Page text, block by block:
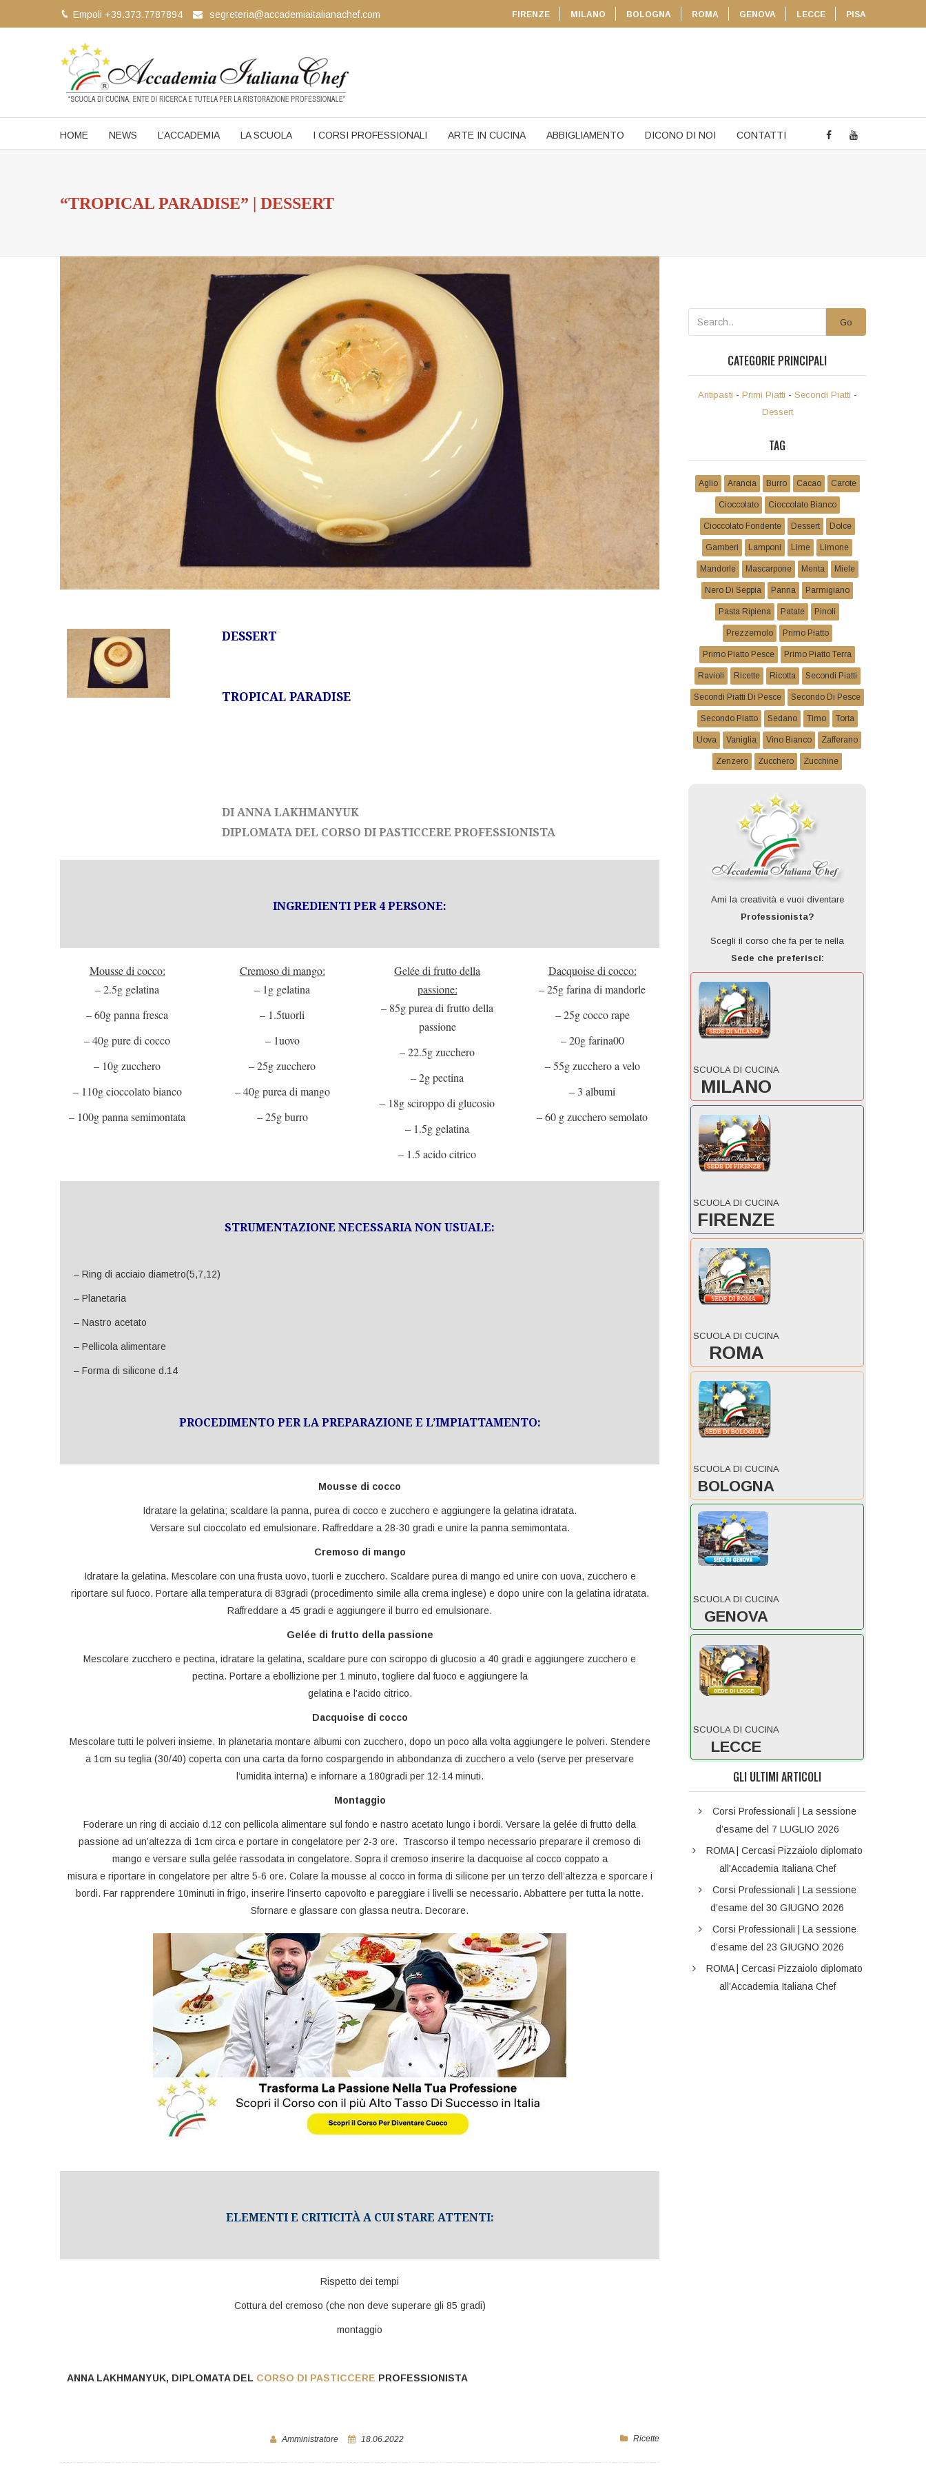
Empoli +39.373.7787894 segreteria@accademiaitalianachef.com FIRENZE MILANO BOLOGNA ROMA GENOVA LECCE PISA
HOME NEWS L’ACCADEMIA LA SCUOLA I CORSI PROFESSIONALI ARTE IN CUCINA ABBIGLIAMENTO DICONO DI NOI CONTATTI
“TROPICAL PARADISE” | DESSERT
DESSERT
TROPICAL PARADISE
DI ANNA LAKHMANYUK
DIPLOMATA DEL CORSO DI PASTICCERE PROFESSIONISTA
INGREDIENTI PER 4 PERSONE:
Mousse di cocco:
– 2.5g gelatina
– 60g panna fresca
– 40g pure di cocco
– 10g zucchero
– 110g cioccolato bianco
– 100g panna semimontata
Cremoso di mango:
– 1g gelatina
– 1.5tuorli
– 1uovo
– 25g zucchero
– 40g purea di mango
– 25g burro
Gelée di frutto della
passione:
– 85g purea di frutto della
passione
– 22.5g zucchero
– 2g pectina
– 18g sciroppo di glucosio
– 1.5g gelatina
– 1.5 acido citrico
Dacquoise di cocco:
– 25g farina di mandorle
– 25g cocco rape
– 20g farina00
– 55g zucchero a velo
– 3 albumi
– 60 g zucchero semolato
STRUMENTAZIONE NECESSARIA NON USUALE:
– Ring di acciaio diametro(5,7,12)
– Planetaria
– Nastro acetato
– Pellicola alimentare
– Forma di silicone d.14
PROCEDIMENTO PER LA PREPARAZIONE E L’IMPIATTAMENTO:
Mousse di cocco
Idratare la gelatina; scaldare la panna, purea di cocco e zucchero e aggiungere la gelatina idratata.
Versare sul cioccolato ed emulsionare. Raffreddare a 28-30 gradi e unire la panna semimontata.
Cremoso di mango
Idratare la gelatina. Mescolare con una frusta uovo, tuorli e zucchero. Scaldare purea di mango ed unire con uova, zucchero e
riportare sul fuoco. Portare alla temperatura di 83gradi (procedimento simile alla crema inglese) e dopo unire con la gelatina idratata.
Raffreddare a 45 gradi e aggiungere il burro ed emulsionare.
Gelée di frutto della passione
Mescolare zucchero e pectina, idratare la gelatina, scaldare pure con sciroppo di glucosio a 40 gradi e aggiungere zucchero e
pectina. Portare a ebollizione per 1 minuto, togliere dal fuoco e aggiungere la
gelatina e l’acido citrico.
Dacquoise di cocco
Mescolare tutti le polveri insieme. In planetaria montare albumi con zucchero, dopo un poco alla volta aggiungere le polveri. Stendere
a 1cm su teglia (30/40) coperta con una carta da forno cospargendo in abbondanza di zucchero a velo (serve per preservare
l’umidita interna) e infornare a 180gradi per 12-14 minuti.
Montaggio
Foderare un ring di acciaio d.12 con pellicola alimentare sul fondo e nastro acetato lungo i bordi. Versare la gelée di frutto della
passione ad un’altezza di 1cm circa e portare in congelatore per 2-3 ore. Trascorso il tempo necessario preparare il cremoso di
mango e versare sulla gelée rassodata in congelatore. Sopra il cremoso inserire la dacquoise al cocco coppato a
misura e riportare in congelatore per altre 5-6 ore. Colare la mousse al cocco in forma di silicone per un terzo dell’altezza e sporcare i
bordi. Far rapprendere 10minuti in frigo, inserire l’inserto capovolto e pareggiare i livelli se necessario. Abbattere per tutta la notte.
Sfornare e glassare con glassa neutra. Decorare.
ELEMENTI E CRITICITÀ A CUI STARE ATTENTI:
Rispetto dei tempi
Cottura del cremoso (che non deve superare gli 85 gradi)
montaggio
ANNA LAKHMANYUK, DIPLOMATA DEL CORSO DI PASTICCERE PROFESSIONISTA
Amministratore 18.06.2022 Ricette
Go
CATEGORIE PRINCIPALI
Antipasti - Primi Piatti - Secondi Piatti -
Dessert
TAG
Aglio Arancia Burro Cacao Carote
Cioccolato Cioccolato Bianco
Cioccolato Fondente Dessert Dolce
Gamberi Lamponi Lime Limone
Mandorle Mascarpone Menta Miele
Nero Di Seppia Panna Parmigiano
Pasta Ripiena Patate Pinoli
Prezzemolo Primo Piatto
Primo Piatto Pesce Primo Piatto Terra
Ravioli Ricette Ricotta Secondi Piatti
Secondi Piatti Di Pesce Secondo Di Pesce
Secondo Piatto Sedano Timo Torta
Uova Vaniglia Vino Bianco Zafferano
Zenzero Zucchero Zucchine
Ami la creatività e vuoi diventare
Professionista?
Scegli il corso che fa per te nella
Sede che preferisci:
SCUOLA DI CUCINA
MILANO
SCUOLA DI CUCINA
FIRENZE
SCUOLA DI CUCINA
ROMA
SCUOLA DI CUCINA
BOLOGNA
SCUOLA DI CUCINA
GENOVA
SCUOLA DI CUCINA
LECCE
GLI ULTIMI ARTICOLI
Corsi Professionali | La sessione
d’esame del 7 LUGLIO 2026
ROMA | Cercasi Pizzaiolo diplomato
all’Accademia Italiana Chef
Corsi Professionali | La sessione
d’esame del 30 GIUGNO 2026
Corsi Professionali | La sessione
d’esame del 23 GIUGNO 2026
ROMA | Cercasi Pizzaiolo diplomato
all’Accademia Italiana Chef